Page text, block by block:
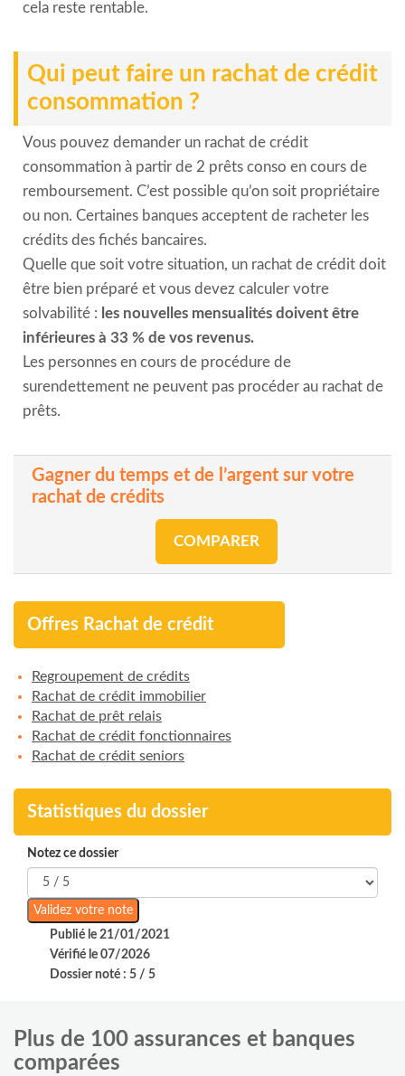
cela reste rentable.
Qui peut faire un rachat de crédit
consommation ?
Vous pouvez demander un rachat de crédit
consommation à partir de 2 prêts conso en cours de
remboursement. C’est possible qu’on soit propriétaire
ou non. Certaines banques acceptent de racheter les
crédits des fichés bancaires.
Quelle que soit votre situation, un rachat de crédit doit
être bien préparé et vous devez calculer votre
solvabilité : les nouvelles mensualités doivent être
inférieures à 33 % de vos revenus.
Les personnes en cours de procédure de
surendettement ne peuvent pas procéder au rachat de
prêts.
Gagner du temps et de l’argent sur votre
rachat de crédits
COMPARER
Offres Rachat de crédit
Regroupement de crédits
Rachat de crédit immobilier
Rachat de prêt relais
Rachat de crédit fonctionnaires
Rachat de crédit seniors
Statistiques du dossier
Notez ce dossier
Publié le 21/01/2021
Vérifié le 07/2026
Dossier noté : 5 / 5
Plus de 100 assurances et banques
comparées